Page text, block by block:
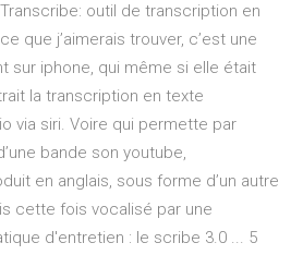
outil de transcription en
que j’aimerais trouver, c’est une
sur iphone, qui même si elle était
la transcription en texte
via siri. Voire qui permette par
bande son youtube,
en anglais, sous forme d’un autre
cette fois vocalisé par une
d'entretien : le scribe 3.0 ... 5